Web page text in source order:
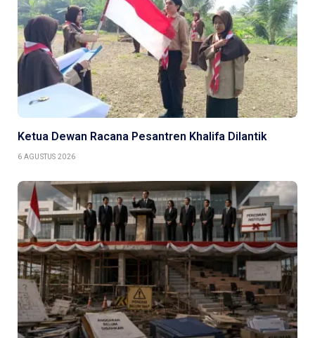
Ketua Dewan Racana Pesantren Khalifa Dilantik
6 AGUSTUS 2026